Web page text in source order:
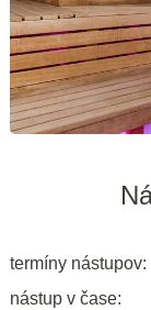
termíny nástupov:
nástup v čase: